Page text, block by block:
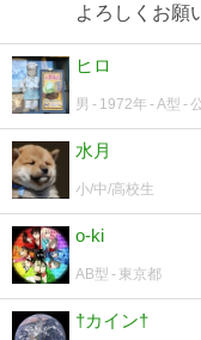
よろしくお願
ヒロ
男 1972年 A型
水月
小/中/高校生
o-ki
AB型 東京都
†カイン†